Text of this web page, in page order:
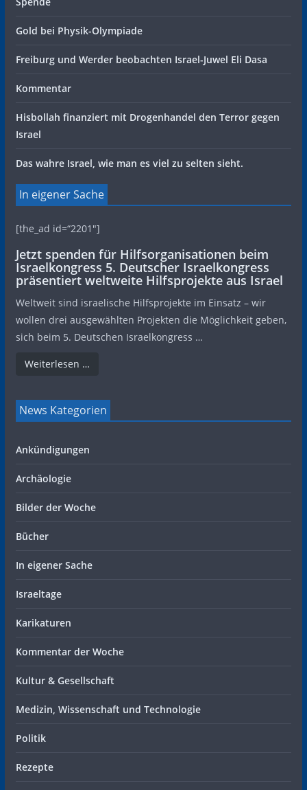
Gold bei Physik-Olympiade
Freiburg und Werder beobachten Israel-Juwel Eli Dasa
Kommentar
Hisbollah finanziert mit Drogenhandel den Terror gegen
Israel
Das wahre Israel, wie man es viel zu selten sieht.
In eigener Sache
[the_ad id=“2201″]
Jetzt spenden für Hilfsorganisationen beim
Israelkongress 5. Deutscher Israelkongress
präsentiert weltweite Hilfsprojekte aus Israel
Weltweit sind israelische Hilfsprojekte im Einsatz – wir
wollen drei ausgewählten Projekten die Möglichkeit geben,
sich beim 5. Deutschen Israelkongress …
Weiterlesen …
News Kategorien
Ankündigungen
Archäologie
Bilder der Woche
Bücher
In eigener Sache
Israeltage
Karikaturen
Kommentar der Woche
Kultur & Gesellschaft
Medizin, Wissenschaft und Technologie
Politik
Rezepte